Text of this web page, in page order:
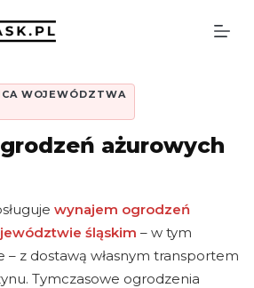
WOJEWÓDZTWA
ażurowych
wynajem ogrodzeń
śląskim – w tym
– z dostawą własnym transportem
Tymczasowe ogrodzenia